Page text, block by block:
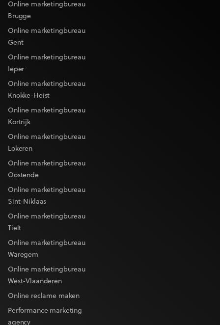
Online marketingbureau
Brugge
Online marketingbureau
Gent
Online marketingbureau
Ieper
Online marketingbureau
Knokke-Heist
Online marketingbureau
Kortrijk
Online marketingbureau
Lokeren
Online marketingbureau
Oostende
Online marketingbureau
Sint-Niklaas
Online marketingbureau
Tielt
Online marketingbureau
Waregem
Online marketingbureau
West-Vlaanderen
Online reclame maken
Performance marketing
agency